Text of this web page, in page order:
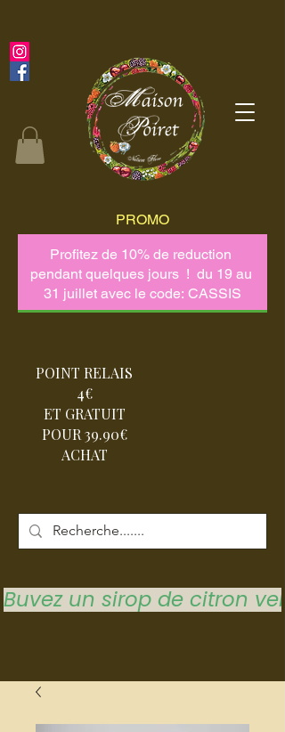
POINT RELAIS
4€
ET GRATUIT
POUR 39.90€
ACHAT
Buvez un sirop de citron
PROMO